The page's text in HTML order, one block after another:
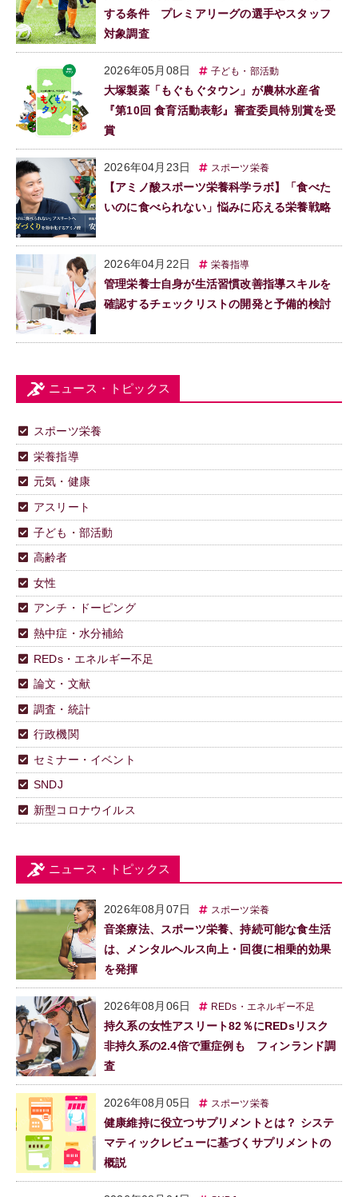
する条件 プレミアリーグの選手やスタッフ
対象調査
2026年05月08日 子ども・部活動
大塚製薬「もぐもぐタウン」が農林水産省
『第10回 食育活動表彰』審査委員特別賞を受
賞
2026年04月23日 スポーツ栄養
【アミノ酸スポーツ栄養科学ラボ】「食べた
いのに食べられない」悩みに応える栄養戦略
2026年04月22日 栄養指導
管理栄養士自身が生活習慣改善指導スキルを
確認するチェックリストの開発と予備的検討
ニュース・トピックス
スポーツ栄養
栄養指導
元気・健康
アスリート
子ども・部活動
高齢者
女性
アンチ・ドーピング
熱中症・水分補給
REDs・エネルギー不足
論文・文献
調査・統計
行政機関
セミナー・イベント
SNDJ
新型コロナウイルス
ニュース・トピックス
2026年08月07日 スポーツ栄養
音楽療法、スポーツ栄養、持続可能な食生活
は、メンタルヘルス向上・回復に相乗的効果
を発揮
2026年08月06日 REDs・エネルギー不足
持久系の女性アスリート82％にREDsリスク
非持久系の2.4倍で重症例も フィンランド調
査
2026年08月05日 スポーツ栄養
健康維持に役立つサプリメントとは？ システ
マティックレビューに基づくサプリメントの
概説